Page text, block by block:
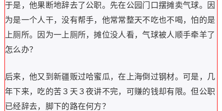
于是，他果断地辞去了公职。先在公园门口摆摊卖气球。因
为是一个人干，没有帮手，他常常整天不吃也不喝，怕的是
上厕所。因为一上厕所，摊位没人看，气球被人顺手牵羊了
怎么办？
后来，他又到新疆贩过哈蜜瓜，在上海倒过钢材。可是，几
年下来，吃的苦３天３夜讲不完，可赚的钱却有限。但公职
已经辞去，脚下的路在何方？